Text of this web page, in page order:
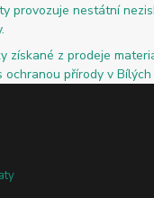
provozuje nestátní
získané z prodeje
ochranou přírody v Bílých